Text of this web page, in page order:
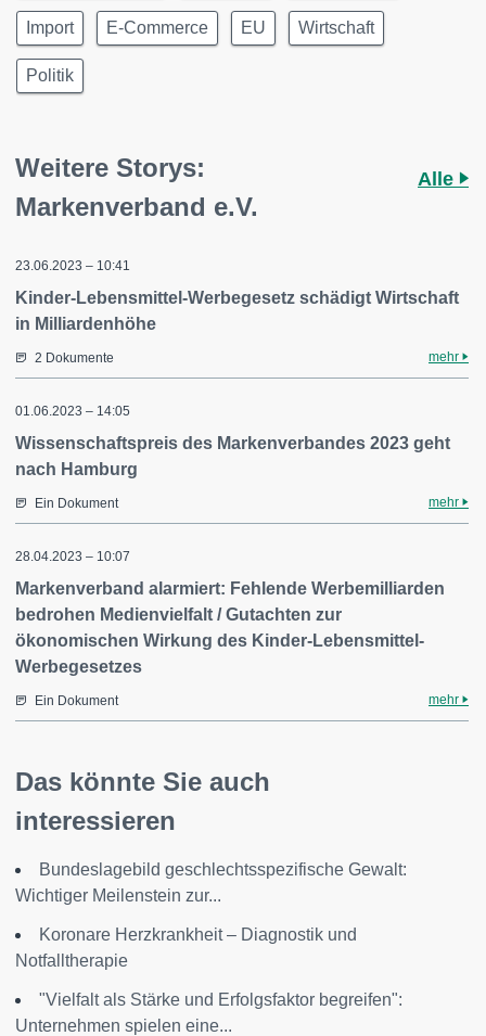
Import E-Commerce EU Wirtschaft
Politik
Weitere Storys:
Markenverband e.V.
Alle
23.06.2023 – 10:41
Kinder-Lebensmittel-Werbegesetz schädigt Wirtschaft
in Milliardenhöhe
2 Dokumente mehr
01.06.2023 – 14:05
Wissenschaftspreis des Markenverbandes 2023 geht
nach Hamburg
Ein Dokument mehr
28.04.2023 – 10:07
Markenverband alarmiert: Fehlende Werbemilliarden
bedrohen Medienvielfalt / Gutachten zur
ökonomischen Wirkung des Kinder-Lebensmittel-
Werbegesetzes
Ein Dokument mehr
Das könnte Sie auch
interessieren
Bundeslagebild geschlechtsspezifische Gewalt:
Wichtiger Meilenstein zur...
Koronare Herzkrankheit – Diagnostik und
Notfalltherapie
"Vielfalt als Stärke und Erfolgsfaktor begreifen":
Unternehmen spielen eine...